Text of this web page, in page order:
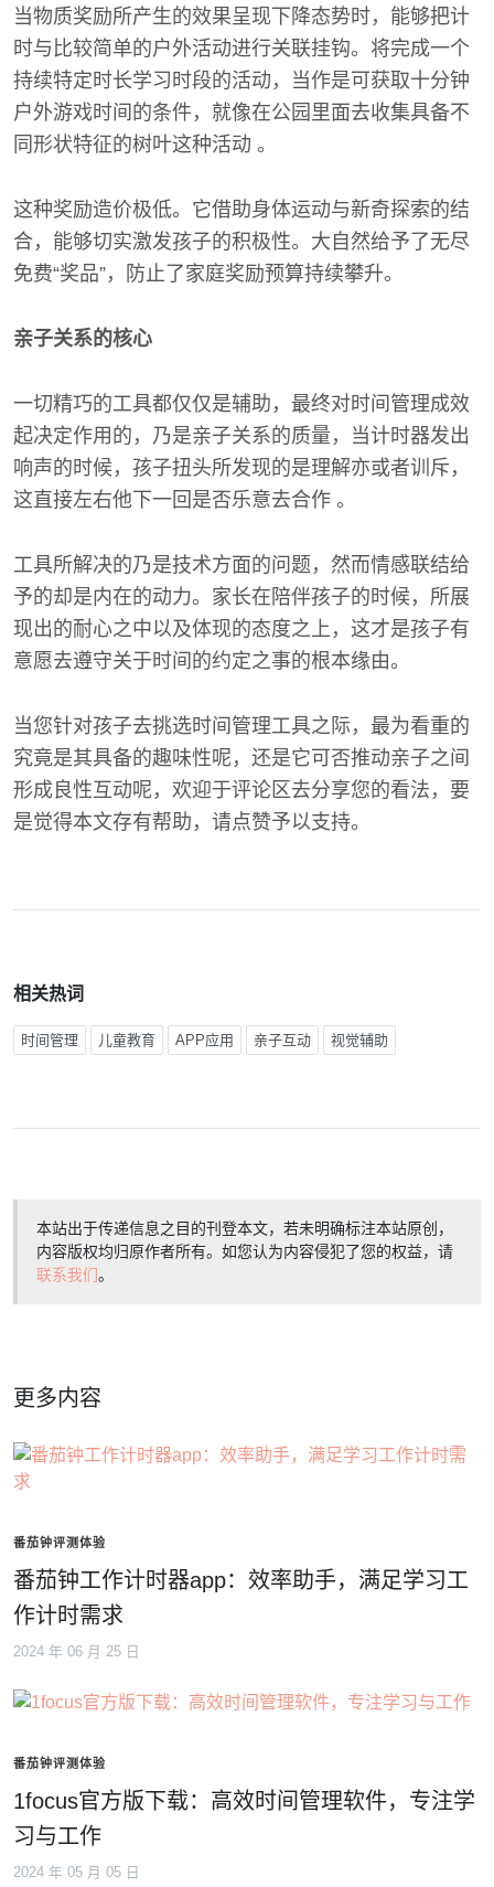
当物质奖励所产生的效果呈现下降态势时，能够把计
时与比较简单的户外活动进行关联挂钩。将完成一个
持续特定时长学习时段的活动，当作是可获取十分钟
户外游戏时间的条件，就像在公园里面去收集具备不
同形状特征的树叶这种活动 。
这种奖励造价极低。它借助身体运动与新奇探索的结
合，能够切实激发孩子的积极性。大自然给予了无尽
免费“奖品”，防止了家庭奖励预算持续攀升。
亲子关系的核心
一切精巧的工具都仅仅是辅助，最终对时间管理成效
起决定作用的，乃是亲子关系的质量，当计时器发出
响声的时候，孩子扭头所发现的是理解亦或者训斥，
这直接左右他下一回是否乐意去合作 。
工具所解决的乃是技术方面的问题，然而情感联结给
予的却是内在的动力。家长在陪伴孩子的时候，所展
现出的耐心之中以及体现的态度之上，这才是孩子有
意愿去遵守关于时间的约定之事的根本缘由。
当您针对孩子去挑选时间管理工具之际，最为看重的
究竟是其具备的趣味性呢，还是它可否推动亲子之间
形成良性互动呢，欢迎于评论区去分享您的看法，要
是觉得本文存有帮助，请点赞予以支持。
相关热词
时间管理 儿童教育 APP应用 亲子互动 视觉辅助
本站出于传递信息之目的刊登本文，若未明确标注本站原创，
内容版权均归原作者所有。如您认为内容侵犯了您的权益，请
联系我们。
更多内容
番茄钟评测体验
番茄钟工作计时器app：效率助手，满足学习工
作计时需求
2024 年 06 月 25 日
番茄钟评测体验
1focus官方版下载：高效时间管理软件，专注学
习与工作
2024 年 05 月 05 日